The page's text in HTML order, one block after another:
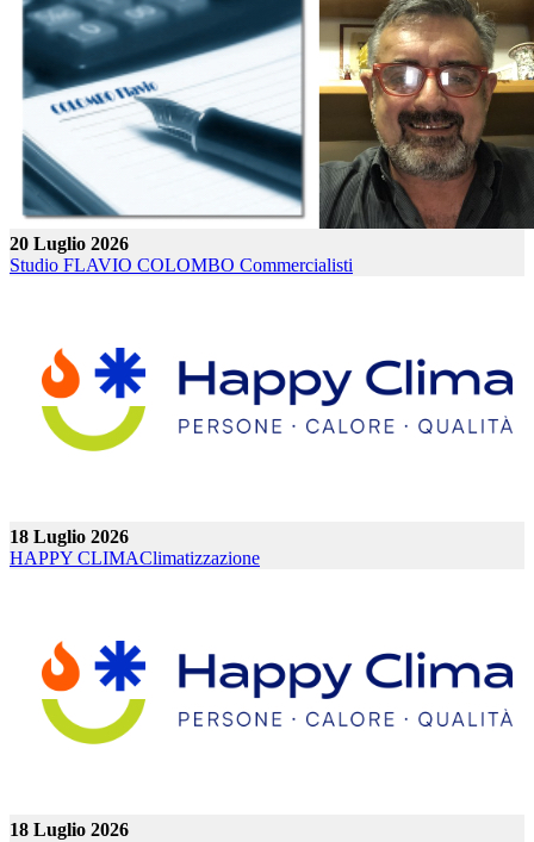
20 Luglio 2026
Studio FLAVIO COLOMBO Commercialisti
18 Luglio 2026
HAPPY CLIMAClimatizzazione
18 Luglio 2026